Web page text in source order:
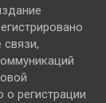
о регистрации